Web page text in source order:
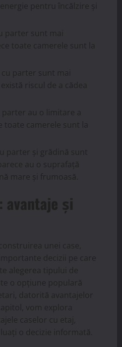
pentru încălzire și
parter sunt mai
toate camerele sunt la
parter sunt mai
riscul de a cădea
parter au o limitare a
toate camerele sunt la
parter și grădină sunt
au o suprafață
mare și frumoasă.
avantaje și
unei case,
decizii pe care
alegerea tipului de
o opțiune populară
datorită avantajelor
vom explora
caselor cu etaj,
o decizie informată.